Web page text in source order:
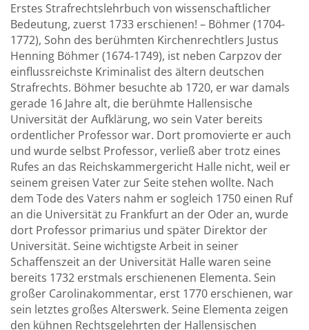
Erstes Strafrechtslehrbuch von wissenschaftlicher
Bedeutung, zuerst 1733 erschienen! – Böhmer (1704-
1772), Sohn des berühmten Kirchenrechtlers Justus
Henning Böhmer (1674-1749), ist neben Carpzov der
einflussreichste Kriminalist des ältern deutschen
Strafrechts. Böhmer besuchte ab 1720, er war damals
gerade 16 Jahre alt, die berühmte Hallensische
Universität der Aufklärung, wo sein Vater bereits
ordentlicher Professor war. Dort promovierte er auch
und wurde selbst Professor, verließ aber trotz eines
Rufes an das Reichskammergericht Halle nicht, weil er
seinem greisen Vater zur Seite stehen wollte. Nach
dem Tode des Vaters nahm er sogleich 1750 einen Ruf
an die Universität zu Frankfurt an der Oder an, wurde
dort Professor primarius und später Direktor der
Universität. Seine wichtigste Arbeit in seiner
Schaffenszeit an der Universität Halle waren seine
bereits 1732 erstmals erschienenen Elementa. Sein
großer Carolinakommentar, erst 1770 erschienen, war
sein letztes großes Alterswerk. Seine Elementa zeigen
den kühnen Rechtsgelehrten der Hallensischen